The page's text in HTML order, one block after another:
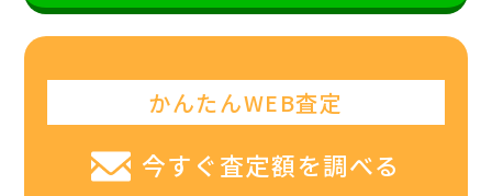
かんたんWEB査定
今すぐ査定額を調べる